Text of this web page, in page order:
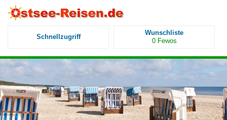
Schnellzugriff
Wunschliste
0 Fewos